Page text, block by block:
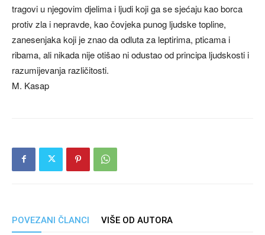
tragovi u njegovim djelima i ljudi koji ga se sjećaju kao borca
protiv zla i nepravde, kao čovjeka punog ljudske topline,
zanesenjaka koji je znao da odluta za leptirima, pticama i
ribama, ali nikada nije otišao ni odustao od principa ljudskosti i
razumijevanja različitosti.
M. Kasap
POVEZANI ČLANCI VIŠE OD AUTORA